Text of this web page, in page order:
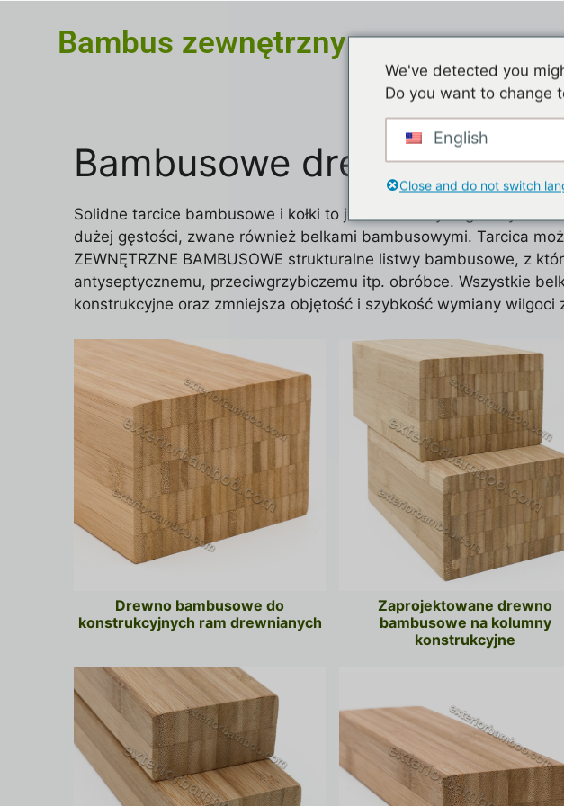
Bambus zewnętrzny
Bambusowe drewno i kołki
Solidne tarcice bambusowe i kołki to jeden z naszych głównych
dużej gęstości, zwane również belkami bambusowymi. Tarcica
ZEWNĘTRZNE BAMBUSOWE strukturalne listwy bambusowe, z
antyseptycznemu, przeciwgrzybiczemu itp. obróbce. Wszystkie
konstrukcyjne oraz zmniejsza objętość i szybkość wymiany wilgoci
Drewno bambusowe do
konstrukcyjnych ram drewnianych
Zaprojektowane drewno
bambusowe na kolumny
konstrukcyjne
We've detected you
Do you want to change
English
Close and do not switch